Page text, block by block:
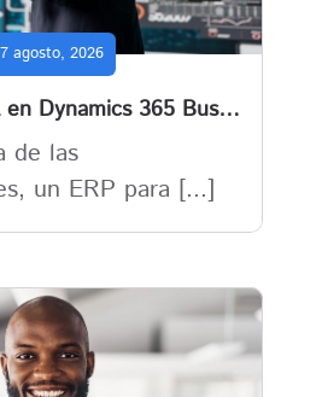
7 agosto, 2026
Agentes de IA en Dynamics 365 Business Central : cuando el ERP deja de esperar y empieza a actuar
de las
un ERP para [...]